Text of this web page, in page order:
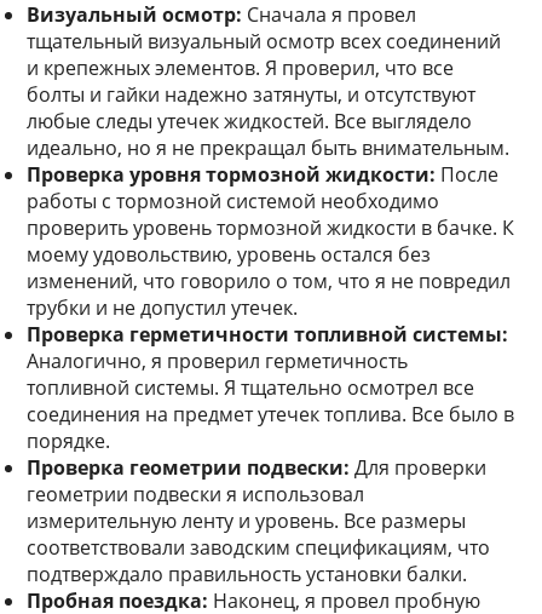
Визуальный осмотр: Сначала я провел
тщательный визуальный осмотр всех соединений
и крепежных элементов. Я проверил, что все
болты и гайки надежно затянуты, и отсутствуют
любые следы утечек жидкостей. Все выглядело
идеально, но я не прекращал быть внимательным.
Проверка уровня тормозной жидкости: После
работы с тормозной системой необходимо
проверить уровень тормозной жидкости в бачке. К
моему удовольствию, уровень остался без
изменений, что говорило о том, что я не повредил
трубки и не допустил утечек.
Проверка герметичности топливной системы:
Аналогично, я проверил герметичность
топливной системы. Я тщательно осмотрел все
соединения на предмет утечек топлива. Все было в
порядке.
Проверка геометрии подвески: Для проверки
геометрии подвески я использовал
измерительную ленту и уровень. Все размеры
соответствовали заводским спецификациям, что
подтверждало правильность установки балки.
Пробная поездка: Наконец, я провел пробную